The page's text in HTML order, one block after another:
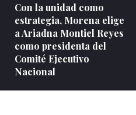
Con la unidad como
estrategia, Morena elige
a Ariadna Montiel Reyes
como presidenta del
Comité Ejecutivo
Nacional